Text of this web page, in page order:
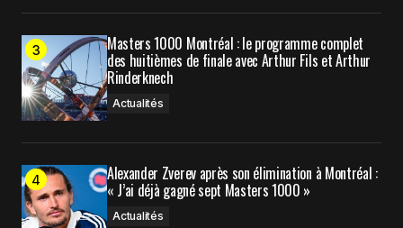
dans le navigateur pour mon prochain
commentaire.
Prévenez-moi de tous les nouveaux commentaires
par e-mail.
Prévenez-moi de tous les nouveaux articles par e-
mail.
Masters 1000 Montréal : le programme complet
des huitièmes de finale avec Arthur Fils et Arthur
Rinderknech
Actualités
Alexander Zverev après son élimination à Montréal :
« J’ai déjà gagné sept Masters 1000 »
Actualités